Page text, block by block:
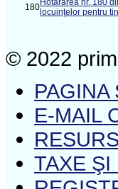
180Hotărârea nr. 180
locuinţelor pentru
© 2022
PAGINA
E-MAIL
TAXE ŞI